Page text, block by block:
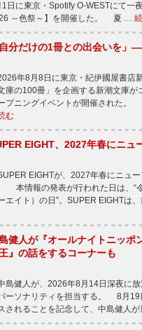
1日に東京・Spotify O-WESTにて一
～色祭～】を開催した。 夏 …
自分だけの1冊との出会いを
年8月8日に東京・紀伊國屋書店
庫の100冊」を企画する新潮文庫が
プニングイベントが開催された。
む
EIGHT、2027年春にニュ
EIGHTが、2027年春にニュ
本情報の発表が行われた日は、“
エイト）の日”。SUPER EIGHTは
健人が『オールナイトニッポ
』の話をするコーナーも
島健人が、2026年8月14日深夜に放
ーソナリティを担当する。 8月19
されることを記念して、中島健人